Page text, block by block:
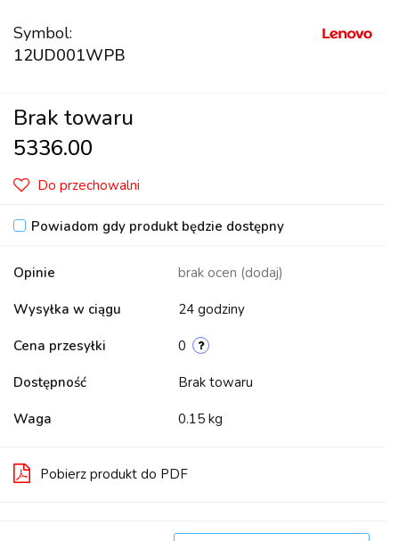
Symbol:
12UD001WPB
Brak towaru
5336.00
Do przechowalni
Powiadom gdy produkt będzie dostępny
Opinie brak ocen (dodaj)
Wysyłka w ciągu 24 godziny
Cena przesyłki 0
Dostępność Brak towaru
Waga 0.15 kg
Pobierz produkt do PDF